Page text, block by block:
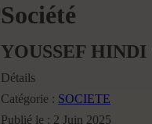
Société
YOUSSEF
Détails
Catégorie : SOCIETE
Publié le : 2 Juin 2025